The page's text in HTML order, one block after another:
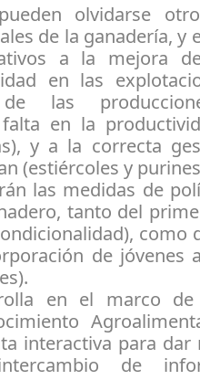
olvidarse
de la ganadería, y
a la mejora
en las
de las
en la
y a la correcta
(estiércoles y
las medidas de
tanto del
como
de jóvenes
en el marco
interactiva para dar
de